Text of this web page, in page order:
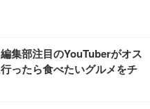
集部注目のYouTuberがオス
ったら食べたいグルメをチ